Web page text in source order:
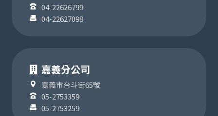
04-22626799
04-22627098
嘉義分公司
嘉義市台斗街65號
05-2753359
05-2753259